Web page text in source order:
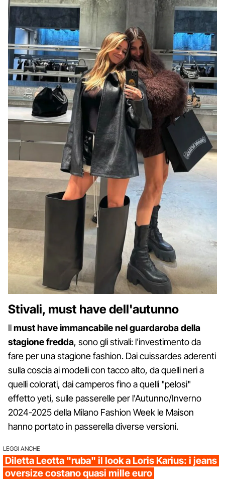
Stivali, must have dell'autunno
Ilmust have immancabile nel guardaroba della
stagione fredda, sono gli stivali: l'investimento da
fare per una stagione fashion. Dai cuissardes aderenti
sulla coscia ai modelli con tacco alto, da quelli neri a
quelli colorati, dai camperos fino a quelli "pelosi"
effetto yeti, sulle passerelle per l'Autunno/Inverno
2024-2025 della Milano Fashion Week le Maison
hanno portato in passerella diverse versioni.
LEGGI ANCHE
Diletta Leotta "ruba" il look a Loris Karius: i jeans
oversize costano quasi mille euro